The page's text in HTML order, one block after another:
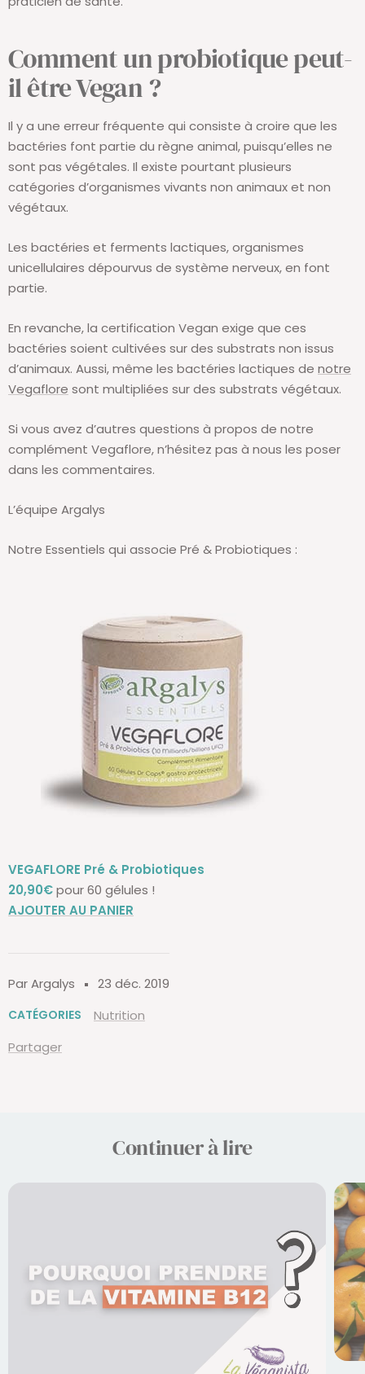
Par Argalys 23 déc. 2019
CATÉGORIES
Nutrition
Partager
Comment un probiotique peut-
il être Vegan ?
Il y a une erreur fréquente qui consiste à croire que les
bactéries font partie du règne animal, puisqu’elles ne
sont pas végétales. Il existe pourtant plusieurs
catégories d’organismes vivants non animaux et non
végétaux.
Les bactéries et ferments lactiques, organismes
unicellulaires dépourvus de système nerveux, en font
partie.
En revanche, la certification Vegan exige que ces
bactéries soient cultivées sur des substrats non issus
d’animaux. Aussi, même les bactéries lactiques de notre
Vegaflore sont multipliées sur des substrats végétaux.
Si vous avez d’autres questions à propos de notre
complément Vegaflore, n’hésitez pas à nous les poser
dans les commentaires.
L’équipe Argalys
Notre Essentiels qui associe Pré & Probiotiques :
VEGAFLORE Pré & Probiotiques
20,90€pour 60 gélules !
AJOUTER AU PANIER
Continuer à lire